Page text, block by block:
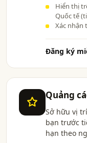
Hiển thị
Quốc tế
Xác nhận
Đăng ký
Quảng
Sở hữu vị
bạn trước
hạn theo